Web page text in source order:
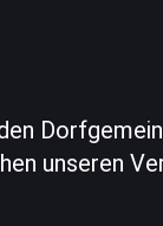
unseren